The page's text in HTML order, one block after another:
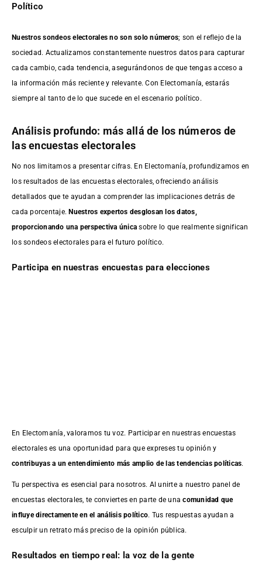
Político
Nuestros sondeos electorales no son solo números; son el reflejo de la
sociedad. Actualizamos constantemente nuestros datos para capturar
cada cambio, cada tendencia, asegurándonos de que tengas acceso a
la información más reciente y relevante. Con Electomanía, estarás
siempre al tanto de lo que sucede en el escenario político.
Análisis profundo: más allá de los números de
las encuestas electorales
No nos limitamos a presentar cifras. En Electomanía, profundizamos en
los resultados de las encuestas electorales, ofreciendo análisis
detallados que te ayudan a comprender las implicaciones detrás de
cada porcentaje. Nuestros expertos desglosan los datos,
proporcionando una perspectiva única sobre lo que realmente significan
los sondeos electorales para el futuro político.
Participa en nuestras encuestas para elecciones
En Electomanía, valoramos tu voz. Participar en nuestras encuestas
electorales es una oportunidad para que expreses tu opinión y
contribuyas a un entendimiento más amplio de las tendencias políticas.
Tu perspectiva es esencial para nosotros. Al unirte a nuestro panel de
encuestas electorales, te conviertes en parte de unacomunidad que
influye directamente en el análisis político. Tus respuestas ayudan a
esculpir un retrato más preciso de la opinión pública.
Resultados en tiempo real: la voz de la gente